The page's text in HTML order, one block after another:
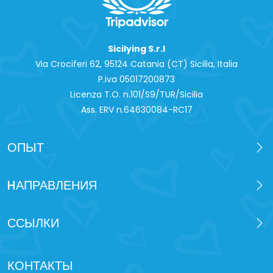
Sicilying S.r.l
Via Crociferi 62, 95124 Catania (CT) Sicilia, Italia
P.iva 0‍5017200873
Licenza T.O. n.101/S9/TUR/Sicilia
Ass. ERV n.64630084-RC17
ОПЫТ
HАПРАВЛЕНИЯ
ССЫЛКИ
КОНТАКТЫ